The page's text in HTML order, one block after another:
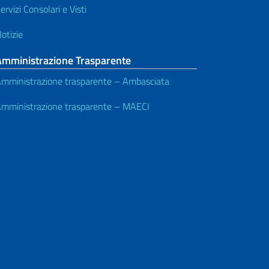
Consolari e Visti
Trasparente
trasparente – Ambasciata
trasparente – MAECI